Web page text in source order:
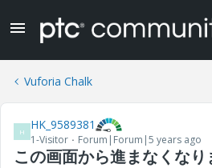
Vuforia Chalk
H HK_9589381
1-Visitor Forum|Forum|5 years ago
この画面から進まなくなり